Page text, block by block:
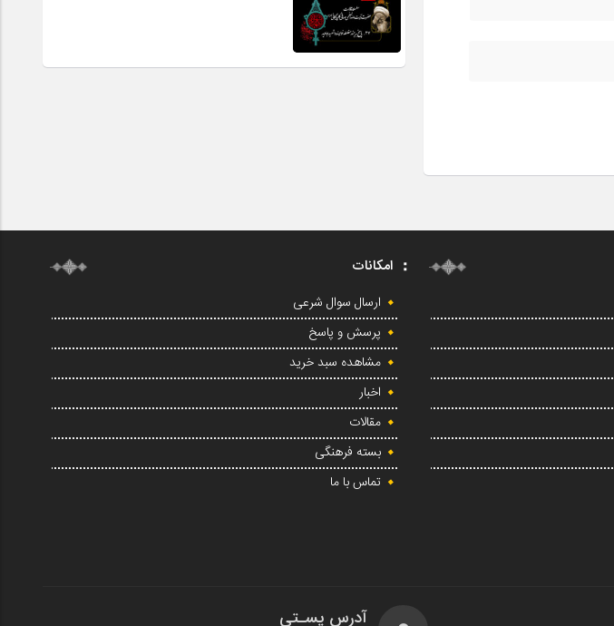
امکانات
ارسال سوال شرعی
پرسش و پاسخ
مشاهده سبد خرید
اخبار
مقالات
بسته فرهنگی
تماس با ما
آدرس پسـتی